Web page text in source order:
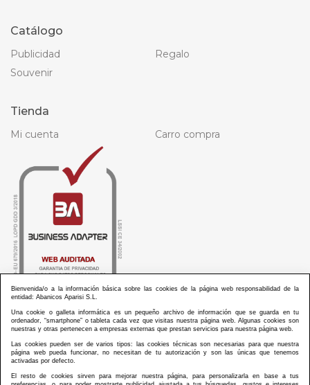
Catálogo
Publicidad
Regalo
Souvenir
Tienda
Mi cuenta Carro compra
ABANICOS APARISI S.L. ha recibido por parte de La Generalitat Valenciana, la cantidad de
100.000 € en apoyo al proyecto HISOLV/2021/3933/46 del PLAN EMPRESARIAL “PLAN RESISITIR
ABANICOS APARISI S.L. ha recibido por parte de La Generalitat Valenciana, la cantidad de 7.000
€ en apoyo al proyecto CMARTE/2021/265/46 del PLAN AYUDAS DIRECTAS ARTESANIA “CMARTE”.
Bienvenida/o a la información básica sobre las cookies de la página web responsabilidad de la
entidad: Abanicos Aparisi S.L.
Una cookie o galleta informática es un pequeño archivo de información que se guarda en tu
ordenador, “smartphone” o tableta cada vez que visitas nuestra página web. Algunas cookies son
nuestras y otras pertenecen a empresas externas que prestan servicios para nuestra página web.
Las cookies pueden ser de varios tipos: las cookies técnicas son necesarias para que nuestra
página web pueda funcionar, no necesitan de tu autorización y son las únicas que tenemos
activadas por defecto.
El resto de cookies sirven para mejorar nuestra página, para personalizarla en base a tus